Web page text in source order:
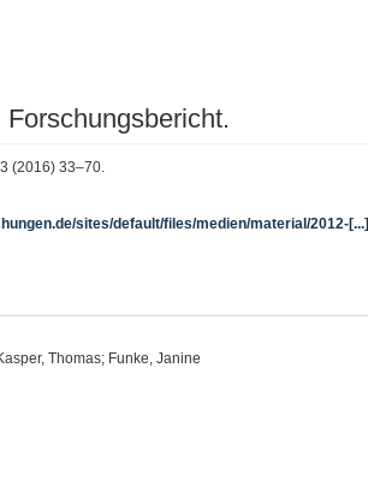
(2016) 33–70.
sites/default/files/medien/material/2012-[...]
Thomas; Funke, Janine